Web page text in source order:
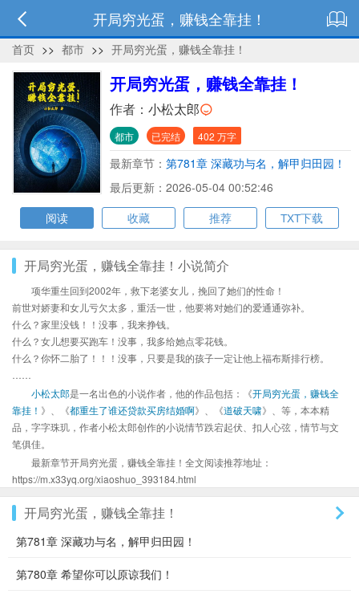
开局穷光蛋，赚钱全靠挂！
首页 >> 都市 >> 开局穷光蛋，赚钱全靠挂！
开局穷光蛋，赚钱全靠挂！
作者： 小松太郎
都市 已完结 402 万字
最新章节： 第781章 深藏功与名，解甲归田园！
最后更新：2026-05-04 00:52:46
阅读
收藏 推荐 TXT下载
开局穷光蛋，赚钱全靠挂！小说简介
项华重生回到2002年，救下老婆女儿，挽回了她们的性命！
前世对娇妻和女儿亏欠太多，重活一世，他要将对她们的爱通通弥补。
什么？家里没钱！！没事，我来挣钱。
什么？女儿想要买跑车！没事，我多给她点零花钱。
什么？你怀二胎了！！！没事，只要是我的孩子一定让他上福布斯排行榜。
小松太郎是一名出色的小说作者，他的作品包括：《开局穷光蛋，赚钱全
靠挂！ 》、《都重生了谁还贷款买房结婚啊》、《道破天啸》、等，本本精
品，字字珠玑，作者小松太郎创作的小说情节跌宕起伏、扣人心弦，情节与文
笔俱佳。
最新章节开局穷光蛋，赚钱全靠挂！全文阅读推荐地址：
https://m.x33yq.org/xiaoshuo_393184.html
开局穷光蛋，赚钱全靠挂！
第781章 深藏功与名，解甲归田园！
第780章 希望你可以原谅我们！